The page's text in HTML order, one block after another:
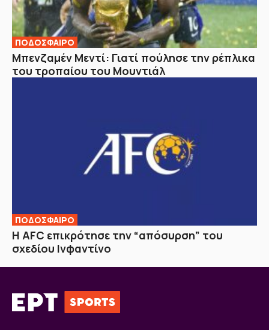
ΠΟΔΟΣΦΑΙΡΟ
Μπενζαμέν Μεντί: Γιατί πούλησε την ρέπλικα
του τροπαίου του Μουντιάλ
ΠΟΔΟΣΦΑΙΡΟ
Η AFC επικρότησε την “απόσυρση” του
σχεδίου Ινφαντίνο